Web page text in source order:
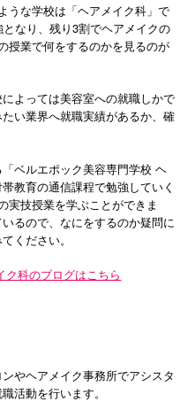
うな学校は「ヘアメイク科」で
なり、残り3割でヘアメイクの
授業で何をするのかを見るのが
よっては美容室への就職しかで
い業界へ就職実績があるか、確
ベルエポック美容専門学校 ヘ
教育の通信課程で勉強していく
実技授業を学ぶことができま
るので、なにをするのか疑問に
ください。
科のブログはこちら
やヘアメイク事務所でアシスタ
活動を行います。